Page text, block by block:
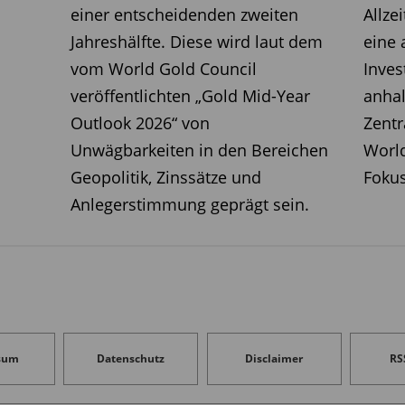
eine umfangreiche
bewegen sich
US-Dollar pro Jahr. Hinzu
deren autorisiertes
über 6 Milliarden US-Dollar beträgt.
Programme wurde mit 3,3 Milliarden
umgesetzt, weitere Rückkäufe
einer entscheidenden zweiten
Jahreshälfte. Diese wird laut dem
vom World Gold Council
veröffentlichten „Gold Mid-Year
Outlook 2026“ von
Unwägbarkeiten in den Bereichen
Geopolitik, Zinssätze und
Anlegerstimmung geprägt sein.
eine
Datenschutz Disclaimer